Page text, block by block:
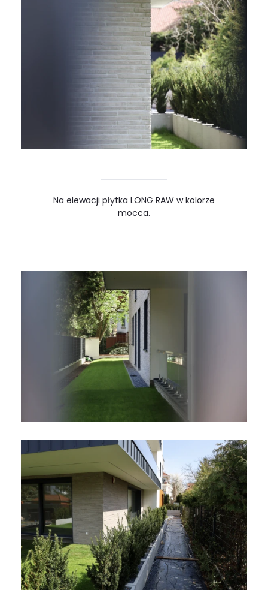
Na elewacji płytka LONG RAW w kolorze
mocca.